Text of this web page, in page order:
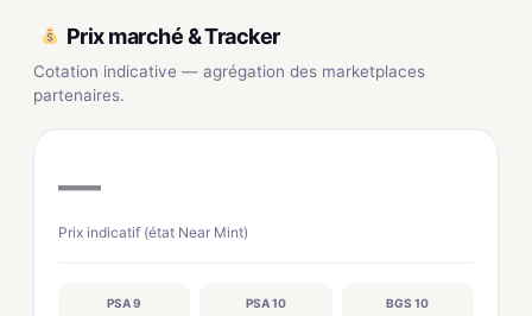
Prix marché & Tracker
Cotation indicative — agrégation des marketplaces
partenaires.
—
Prix indicatif (état Near Mint)
PSA 9 PSA 10 BGS 10